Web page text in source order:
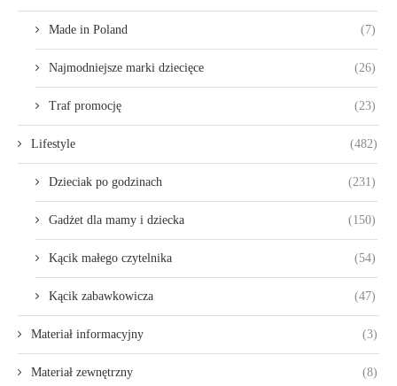
Made in Poland (7)
Najmodniejsze marki dziecięce (26)
Traf promocję (23)
Lifestyle (482)
Dzieciak po godzinach (231)
Gadżet dla mamy i dziecka (150)
Kącik małego czytelnika (54)
Kącik zabawkowicza (47)
Materiał informacyjny (3)
Materiał zewnętrzny (8)